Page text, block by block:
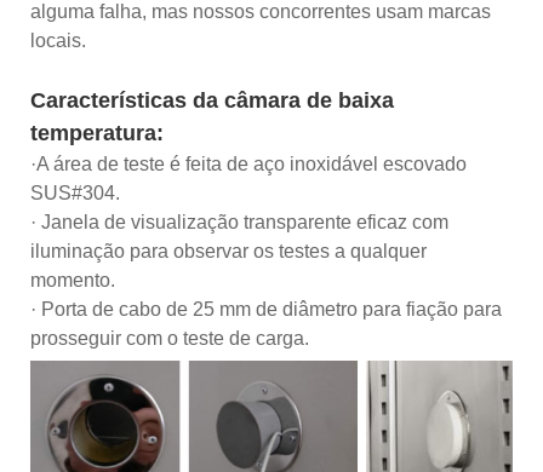
alguma falha, mas nossos concorrentes usam marcas
locais.
Características da câmara de baixa
temperatura:
·A área de teste é feita de aço inoxidável escovado
SUS#304.
· Janela de visualização transparente eficaz com
iluminação para observar os testes a qualquer
momento.
· Porta de cabo de 25 mm de diâmetro para fiação para
prosseguir com o teste de carga.